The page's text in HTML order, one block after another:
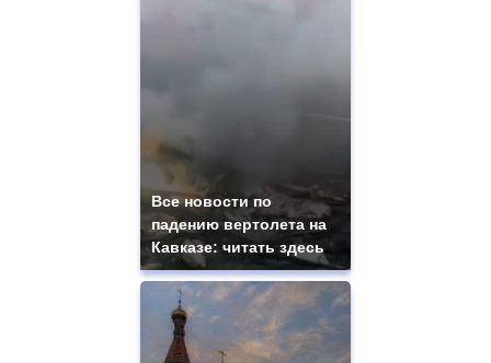
Все новости по
падению вертолета на
Кавказе: читать здесь